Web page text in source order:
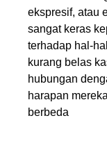
ekspresif, atau
sangat keras
terhadap hal-
kurang belas
hubungan
harapan
berbeda